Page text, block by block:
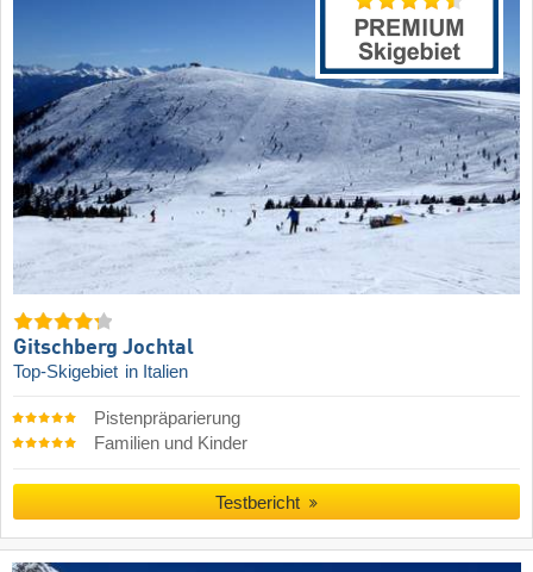
Gitschberg Jochtal
Top-Skigebiet in Italien
Pistenpräparierung
Familien und Kinder
Testbericht